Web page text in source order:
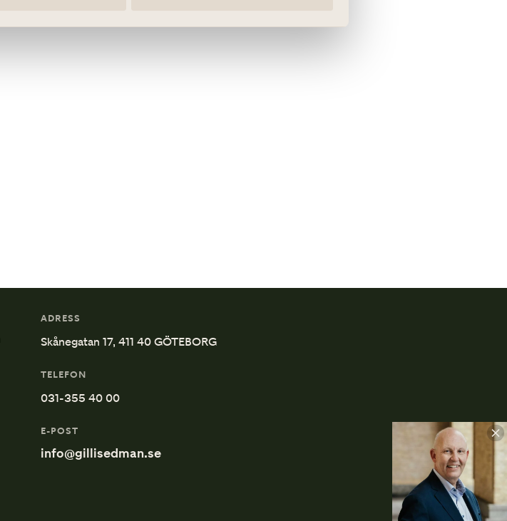
ADRESS
Skånegatan 17, 411 40 GÖTEBORG
TELEFON
031-355 40 00
E-POST
info@gillisedman.se